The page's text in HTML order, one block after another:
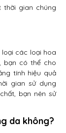
thời gian chúng
các loại hoa
bạn có thể cho
tính hiệu quả
gian sử dụng
bạn nên sử
da không?